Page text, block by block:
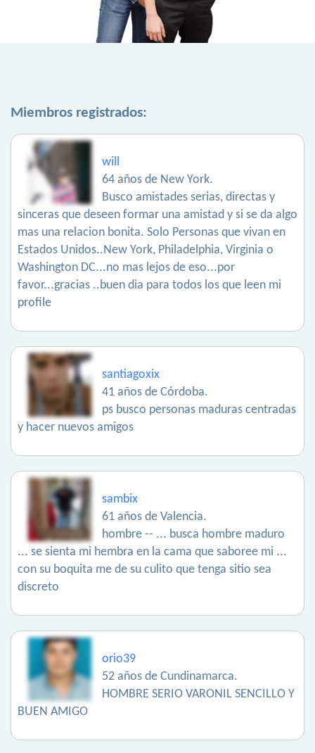
Miembros registrados:
will
64 años de New York.
Busco amistades serias, directas y
sinceras que deseen formar una amistad y si se da algo
mas una relacion bonita. Solo Personas que vivan en
Estados Unidos..New York, Philadelphia, Virginia o
Washington DC...no mas lejos de eso...por
favor...gracias ..buen dia para todos los que leen mi
profile
santiagoxix
41 años de Córdoba.
ps busco personas maduras centradas
y hacer nuevos amigos
sambix
61 años de Valencia.
hombre -- ... busca hombre maduro
... se sienta mi hembra en la cama que saboree mi ...
con su boquita me de su culito que tenga sitio sea
discreto
orio39
52 años de Cundinamarca.
HOMBRE SERIO VARONIL SENCILLO Y
BUEN AMIGO